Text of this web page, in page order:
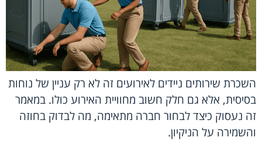
השכרת שירותים ניידים לאירועים זה לא רק עניין של נוחות
בסיסית, אלא גם חלק חשוב מחוויית האירוע כולו. במאמר
זה נעסוק כיצד לבחור חברה מתאימה, מה לבדוק בחוזה
והשמירה על הניקיון.